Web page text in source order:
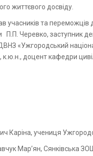
життєвого досвіду.
учасників та
П.П. Черевко, заступник
«Ужгородський
к.ю.н., доцент кафедри
Каріна, учениця
Мар’ян, Сянківська ЗОШ